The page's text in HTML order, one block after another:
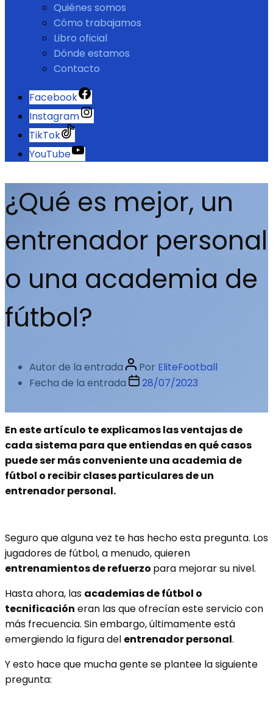
Quiénes somos
Cómo trabajamos
Libro oficial
Dónde estamos
Contacto
Facebook
Instagram
TikTok
YouTube
¿Qué es mejor, un
entrenador personal
o una academia de
fútbol?
Autor de la entrada Por EliteFootball
Fecha de la entrada
28/07/2023
En este artículo te explicamos las ventajas de
cada sistema para que entiendas en qué casos
puede ser más conveniente una academia de
fútbol o recibir clases particulares de un
entrenador personal.
Seguro que alguna vez te has hecho esta pregunta. Los
jugadores de fútbol, a menudo, quieren
entrenamientos de refuerzo para mejorar su nivel.
Hasta ahora, las academias de fútbol o
tecnificación eran las que ofrecían este servicio con
más frecuencia. Sin embargo, últimamente está
emergiendo la figura del entrenador personal.
Y esto hace que mucha gente se plantee la siguiente
pregunta: